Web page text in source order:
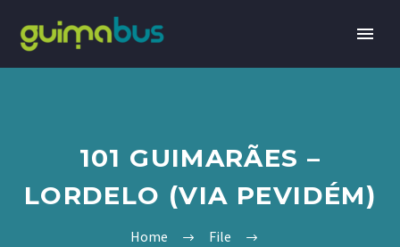
101 GUIMARÃES –
LORDELO (VIA PEVIDÉM)
Home
File